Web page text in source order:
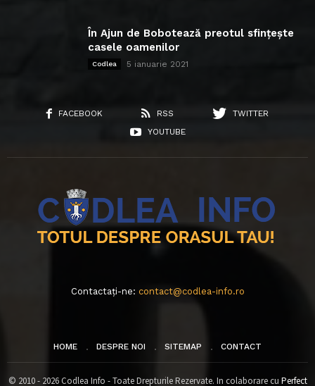
În Ajun de Bobotează preotul sfințește
casele oamenilor
Codlea 5 ianuarie 2021
FACEBOOK RSS
TWITTER
YOUTUBE
Contactați-ne: contact@codlea-info.ro
HOME DESPRE NOI SITEMAP CONTACT
© 2010 - 2026 Codlea Info - Toate Drepturile Rezervate. In colaborare cu Perfect